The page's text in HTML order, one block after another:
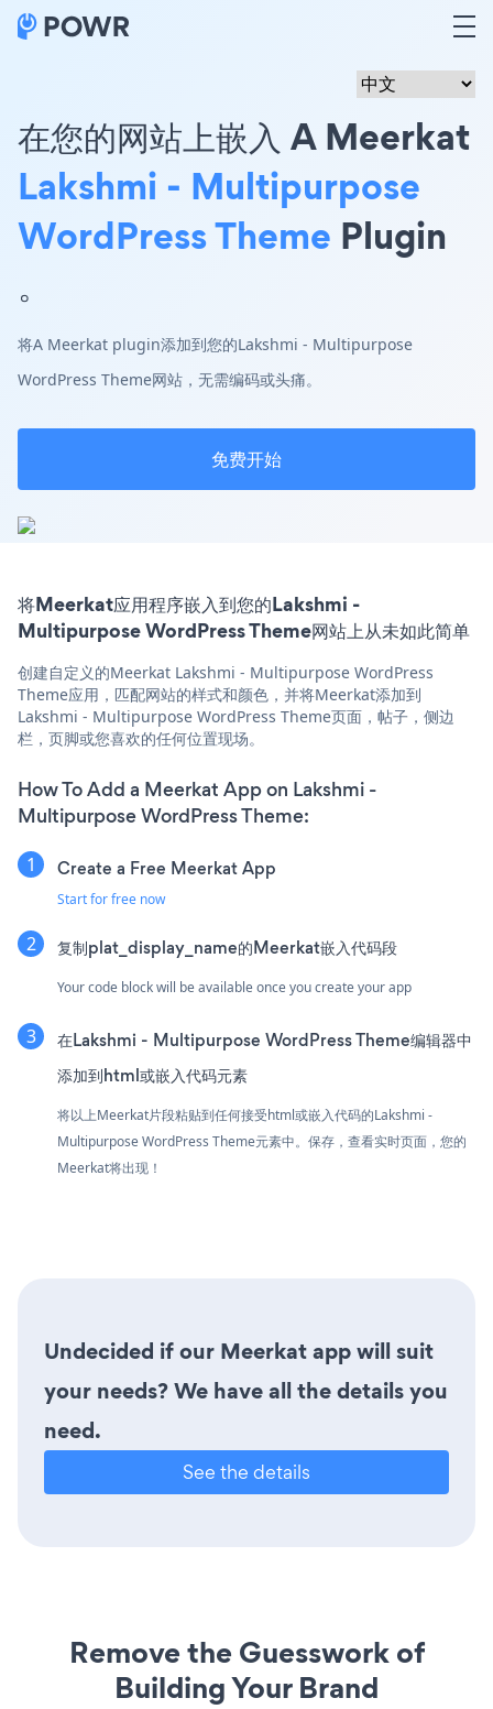
在您的网站上嵌入 A Meerkat
Lakshmi - Multipurpose
WordPress Theme Plugin
。
将A Meerkat plugin添加到您的Lakshmi - Multipurpose
WordPress Theme网站，无需编码或头痛。
免费开始
将Meerkat应用程序嵌入到您的Lakshmi -
Multipurpose WordPress Theme网站上从未如此简单
创建自定义的Meerkat Lakshmi - Multipurpose WordPress
Theme应用，匹配网站的样式和颜色，并将Meerkat添加到
Lakshmi - Multipurpose WordPress Theme页面，帖子，侧边
栏，页脚或您喜欢的任何位置现场。
How To Add a Meerkat App on Lakshmi -
Multipurpose WordPress Theme:
Create a Free Meerkat App
Start for free now
复制plat_display_name的Meerkat嵌入代码段
Your code block will be available once you create your app
在Lakshmi - Multipurpose WordPress Theme编辑器中
添加到html或嵌入代码元素
将以上Meerkat片段粘贴到任何接受html或嵌入代码的Lakshmi -
Multipurpose WordPress Theme元素中。保存，查看实时页面，您的
Meerkat将出现！
Undecided if our Meerkat app will suit
your needs? We have all the details you
need.
See the details
Remove the Guesswork of
Building Your Brand